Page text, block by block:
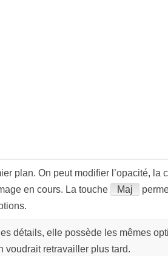
plan. On peut modifier l’opacité, la
en cours. La touche Maj
détails, elle possède les mêmes
voudrait retravailler plus tard.